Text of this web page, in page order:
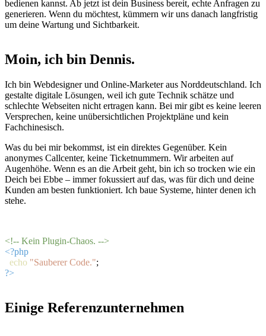
bedienen kannst. Ab jetzt ist dein Business bereit, echte Anfragen zu
generieren. Wenn du möchtest, kümmern wir uns danach langfristig
um deine Wartung und Sichtbarkeit.
Moin, ich bin Dennis.
Ich bin Webdesigner und Online-Marketer aus Norddeutschland. Ich
gestalte digitale Lösungen, weil ich gute Technik schätze und
schlechte Webseiten nicht ertragen kann. Bei mir gibt es keine leeren
Versprechen, keine unübersichtlichen Projektpläne und kein
Fachchinesisch.
Was du bei mir bekommst, ist ein direktes Gegenüber. Kein
anonymes Callcenter, keine Ticketnummern. Wir arbeiten auf
Augenhöhe. Wenn es an die Arbeit geht, bin ich so trocken wie ein
Deich bei Ebbe – immer fokussiert auf das, was für dich und deine
Kunden am besten funktioniert. Ich baue Systeme, hinter denen ich
stehe.
<!-- Kein Plugin-Chaos. -->
<?php
echo "Sauberer Code.";
?>
Einige Referenzunternehmen